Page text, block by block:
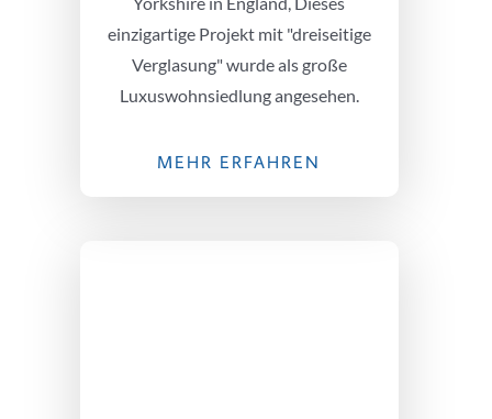
einzigartige Projekt mit "dreiseitige
Verglasung" wurde als große
Luxuswohnsiedlung angesehen.
MEHR ERFAHREN